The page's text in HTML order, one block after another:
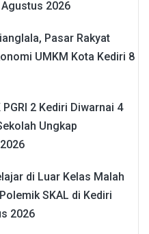
Agustus 2026
Pasar Rakyat
UMKM Kota Kediri 8
2 Kediri Diwarnai 4
Ungkap
di Luar Kelas Malah
SKAL di Kediri
2026